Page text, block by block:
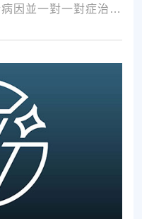
因並一對一對症治
擺脫不適。